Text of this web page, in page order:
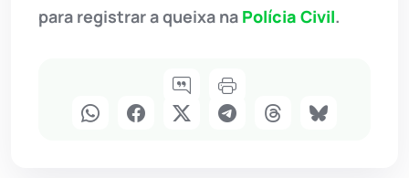
para registrar a queixa na Polícia Civil.